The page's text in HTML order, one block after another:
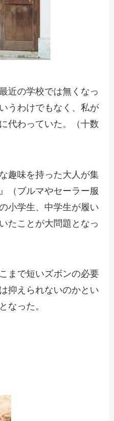
近の学校では無くなっ
うわけでもなく、私が
代わっていた。（十数
趣味を持った大人が集
（ブルマやセーラー服
小学生、中学生が履い
たことが大問題となっ
まで短いズボンの必要
抑えられないのかとい
なった。